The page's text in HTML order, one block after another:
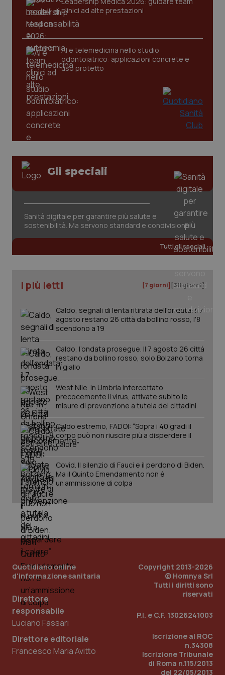
clinici ad alte prestazioni
AI e telemedicina nello studio
odontoiatrico: applicazioni concrete e
uso protetto
Gli speciali
Sanità digitale per garantire più salute e
sostenibilità. Ma servono standard e condivisione
Tutti gli speciali
I più letti [7 giorni] [30 giorni]
Caldo, segnali di lenta ritirata dell'ondata: il 7
agosto restano 26 città da bollino rosso, l'8
scendono a 19
Caldo, l’ondata prosegue. Il 7 agosto 26 città
restano da bollino rosso, solo Bolzano torna
in giallo
West Nile. In Umbria intercettato
precocemente il virus, attivate subito le
misure di prevenzione a tutela dei cittadini
Caldo estremo, FADOI: “Sopra i 40 gradi il
corpo può non riuscire più a disperdere il
calore”
Covid. Il silenzio di Fauci e il perdono di Biden.
Ma il Quinto Emendamento non è
un’ammissione di colpa
Quotidiano online
d'informazione sanitaria
Direttore
responsabile
Luciano Fassari
Direttore editoriale
Francesco Maria Avitto
Copyright 2013-2026
© Homnya Srl
Tutti i diritti sono
riservati
P.I. e C.F. 13026241003
Iscrizione al ROC
n.34308
Iscrizione Tribunale
di Roma n.115/2013
del 22/05/2013
www.quotidianosanita.it
tracking-sites-ironfish-
session-id
www.quotidianosanita.it
_ga
www.quotidianosanita.it